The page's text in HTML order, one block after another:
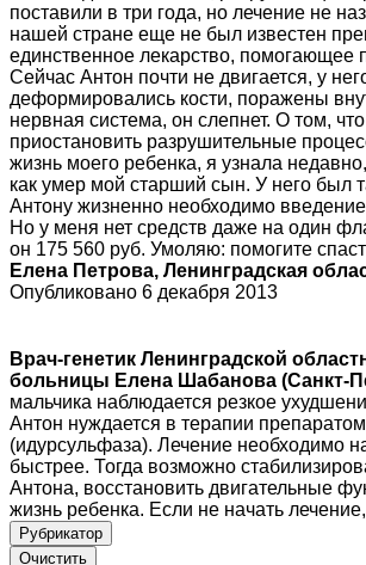
поставили в три года, но лечение не
нашей стране еще не был известен
единственное лекарство, помогающее
Сейчас Антон почти не двигается, у
деформировались кости, поражены
нервная система, он слепнет. О том,
приостановить разрушительные
жизнь моего ребенка, я узнала
как умер мой старший сын. У него был
Антону жизненно необходимо введение
Но у меня нет средств даже на один
он 175 560 руб. Умоляю: помогите
Елена Петрова, Ленинградская
Опубликовано 6 декабря 2013
Врач-генетик Ленинградской
больницы Елена Шабанова (Санкт-
мальчика наблюдается резкое
Антон нуждается в терапии
(идypсyльфaзa). Лечение необходимо
быстрее. Тогда возможно
Антона, восстановить двигательные
жизнь ребенка. Если не начать
Рубрикатор